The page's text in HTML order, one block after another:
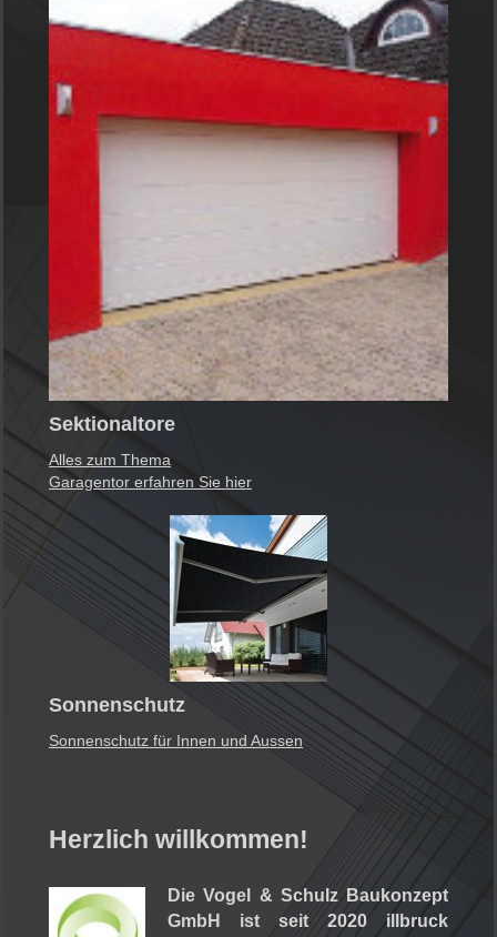
Sektionaltore
Alles zum Thema
Garagentor erfahren Sie hier
Sonnenschutz
Sonnenschutz für Innen und Aussen
Herzlich willkommen!
Die Vogel & Schulz Baukonzept
GmbH ist seit 2020 illbruck